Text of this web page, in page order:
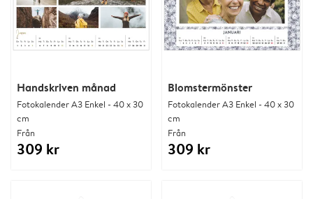
Handskriven månad
Fotokalender A3 Enkel - 40 x 30
cm
Från
309 kr
Blomstermönster
Fotokalender A3 Enkel - 40 x 30
cm
Från
309 kr